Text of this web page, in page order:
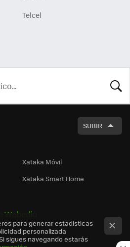
Telcel
SUBIR
Xataka Móvil
Xataka Smart Home
para generar estadísticas
personalizada
sigues navegando estarás